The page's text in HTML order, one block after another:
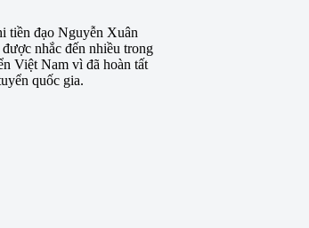
tiền đạo Nguyễn Xuân
nhắc đến nhiều trong
Việt Nam vì đã hoàn tất
quốc gia.